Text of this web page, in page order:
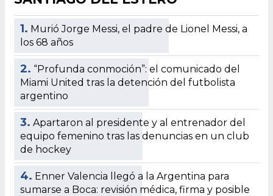
1. Murió Jorge Messi, el padre de Lionel Messi, a
los 68 años
2. “Profunda conmoción”: el comunicado del
Miami United tras la detención del futbolista
argentino
3. Apartaron al presidente y al entrenador del
equipo femenino tras las denuncias en un club
de hockey
4. Enner Valencia llegó a la Argentina para
sumarse a Boca: revisión médica, firma y posible